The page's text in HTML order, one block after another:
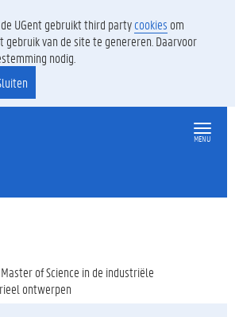
UGent gebruikt third partycookies om
van de site te genereren. Daarvoor
nodig.
MENU
of Science in de industriële
ontwerpen